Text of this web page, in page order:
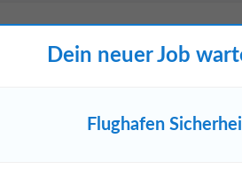
Mitarbeitenden
Übergaben...
Dein neuer Job
Flughafen